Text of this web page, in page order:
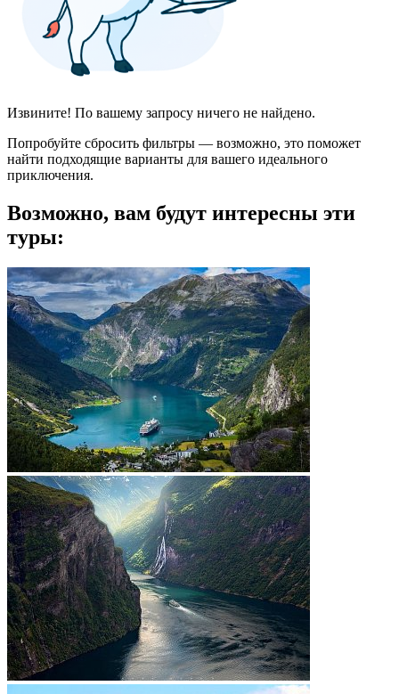
Извините! По вашему запросу ничего не найдено.
Попробуйте сбросить фильтры — возможно, это поможет
найти подходящие варианты для вашего идеального
приключения.
Возможно, вам будут интересны эти
туры: